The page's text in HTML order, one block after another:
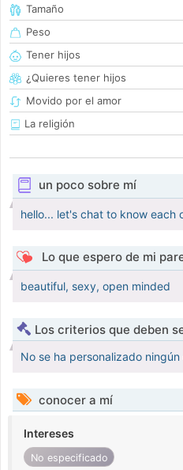
Tamaño
Peso
Tener hijos
¿Quieres tener hijos
Movido por el amor
La religión
un poco sobre mí
hello... let's chat to know each
Lo que espero de mi
beautiful, sexy, open minded
Los criterios que deben
No se ha personalizado
conocer a mí
Intereses
No especificado